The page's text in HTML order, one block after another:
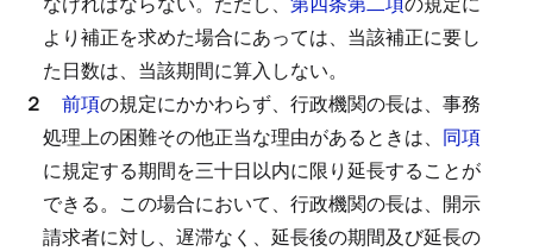
より補正を求めた場合にあっては、当該補正に要し
た日数は、当該期間に算入しない。
２ 前項の規定にかかわらず、行政機関の長は、事務
処理上の困難その他正当な理由があるときは、 同項
に規定する期間を三十日以内に限り延長することが
できる。 この場合において、行政機関の長は、開示
請求者に対し、遅滞なく、延長後の期間及び延長の